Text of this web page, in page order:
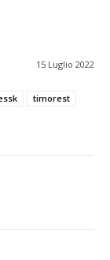
15 Luglio 2022
timorest